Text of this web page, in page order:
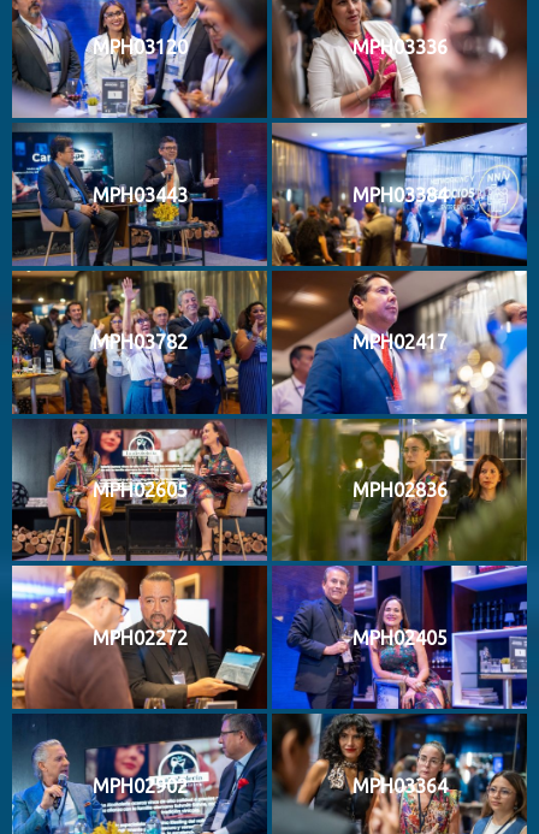
MPH03120 MPH03336
MPH03443 MPH03384
MPH03782 MPH02417
MPH02605 MPH02836
MPH02272 MPH02405
MPH02902 MPH03364